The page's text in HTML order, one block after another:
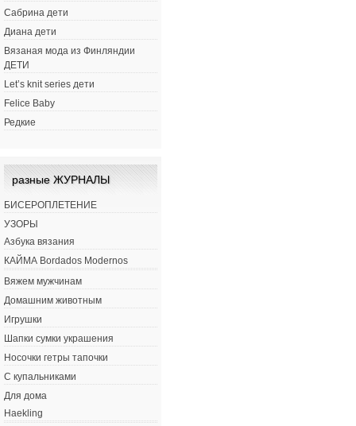
Сабрина дети
Диана дети
Вязаная мода из Финляндии
ДЕТИ
Let’s knit series дети
Felice Baby
Редкие
разные ЖУРНАЛЫ
БИСЕРОПЛЕТЕНИЕ
УЗОРЫ
Азбука вязания
КАЙМА Bordados Modernos
Вяжем мужчинам
Домашним животным
Игрушки
Шапки сумки украшения
Носочки гетры тапочки
С купальниками
Для дома
Haekling